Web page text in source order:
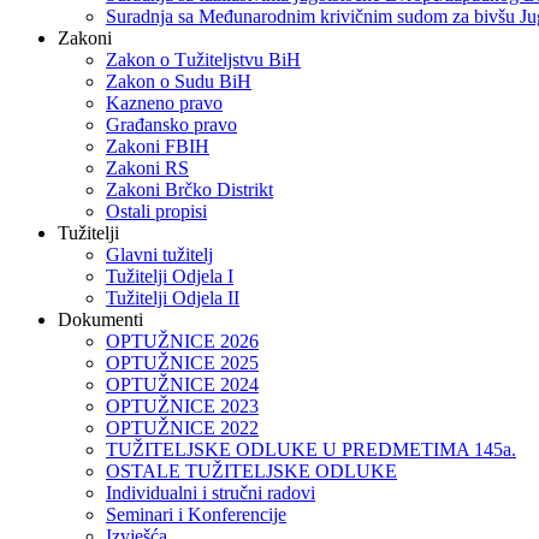
Suradnja sa Međunarodnim krivičnim sudom za bivšu
Zakoni
Zakon o Тužiteljstvu BiH
Zakon o Sudu BiH
Kazneno pravo
Građansko pravo
Zakoni FBIH
Zakoni RS
Zakoni Brčko Distrikt
Ostali propisi
Tužitelji
Glavni tužitelj
Tužitelji Odjela I
Tužitelji Odjela II
Dokumenti
OPTUŽNICE 2026
OPTUŽNICE 2025
OPTUŽNICE 2024
OPTUŽNICE 2023
OPTUŽNICE 2022
TUŽITELJSKE ODLUKE U PREDMETIMA 145a.
OSTALE TUŽITELJSKE ODLUKE
Individualni i stručni radovi
Seminari i Konferencije